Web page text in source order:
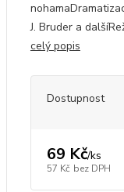
J. Bruder a
celý popis
Dostupnost
69 Kč/ks
57 Kč bez DPH